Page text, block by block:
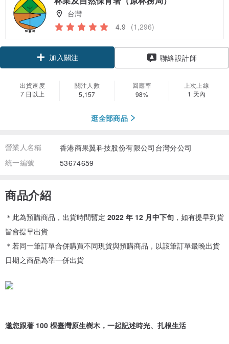
台灣
4.9 (1,296)
加入關注 聯絡設計師
出貨速度
7 日以上
關注人數
5,157
回應率
98%
上次上線
1 天內
逛全部商品
營業人名稱
香港商果翼科技股份有限公司台灣分公司
統一編號
53674659
商品介紹
＊此為預購商品，出貨時間暫定 2022 年 12 月中下旬 ，如有提早到貨
皆會提早出貨
＊若同一筆訂單合併購買不同現貨與預購商品，以該筆訂單最晚出貨
日期之商品為準一併出貨
邀您跟著 100 棵臺灣原生樹木，一起記述時光、扎根生活